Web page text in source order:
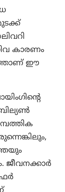
കാരണം
ഈ
ജീവനക്കാർ